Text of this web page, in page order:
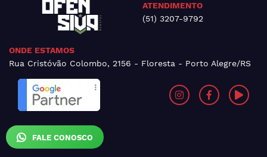
FALE CONOSCO
ATENDIMENTO
(51) 3207-9792
ONDE ESTAMOS
Rua Cristóvão Colombo, 2156 - Floresta - Porto Alegre/RS